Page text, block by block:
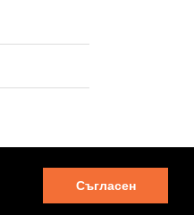
Съгласен